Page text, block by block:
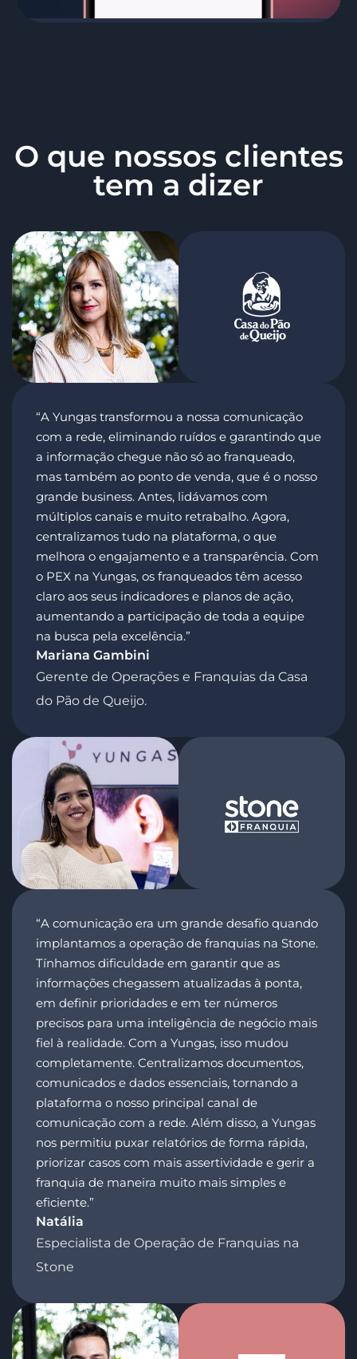
O que nossos clientes
tem a dizer
“A Yungas transformou a nossa comunicação
com a rede, eliminando ruídos e garantindo que
a informação chegue não só ao franqueado,
mas também ao ponto de venda, que é o nosso
grande business. Antes, lidávamos com
múltiplos canais e muito retrabalho. Agora,
centralizamos tudo na plataforma, o que
melhora o engajamento e a transparência. Com
o PEX na Yungas, os franqueados têm acesso
claro aos seus indicadores e planos de ação,
aumentando a participação de toda a equipe
na busca pela excelência.”
Mariana Gambini
Gerente de Operações e Franquias da Casa
do Pão de Queijo.
“A comunicação era um grande desafio quando
implantamos a operação de franquias na Stone.
Tínhamos dificuldade em garantir que as
informações chegassem atualizadas à ponta,
em definir prioridades e em ter números
precisos para uma inteligência de negócio mais
fiel à realidade. Com a Yungas, isso mudou
completamente. Centralizamos documentos,
comunicados e dados essenciais, tornando a
plataforma o nosso principal canal de
comunicação com a rede. Além disso, a Yungas
nos permitiu puxar relatórios de forma rápida,
priorizar casos com mais assertividade e gerir a
franquia de maneira muito mais simples e
eficiente.”
Natália
Especialista de Operação de Franquias na
Stone